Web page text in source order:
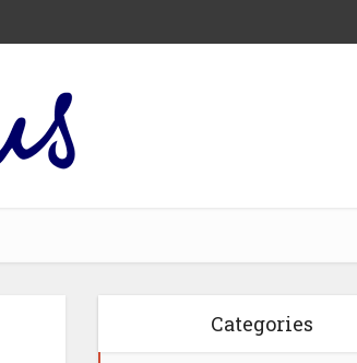
Categories